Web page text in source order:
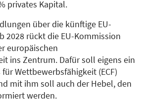
privates Kapital.
über die künftige EU-
2028 rückt die EU-Kommission
europäischen
ins Zentrum. Dafür soll eigens ein
Wettbewerbsfähigkeit (ECF)
mit ihm soll auch der Hebel, den
werden.